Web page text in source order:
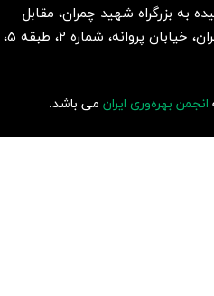
به بزرگراه شهید چمران، مقابل
دانشکده مدیریت دانشگاه تهران، خیابان پروانه، شماره 2، طبقه 5،
انجمن بهره‌وری ایران می باشد.